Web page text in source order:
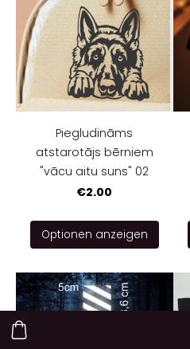
Piegludināms
atstarotājs bērniem
"vācu aitu suns" 02
€2.00
Optionen anzeigen